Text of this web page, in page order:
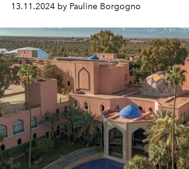
13.11.2024 by Pauline Borgogno